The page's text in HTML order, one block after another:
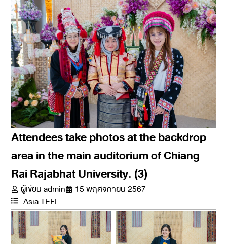
Attendees take photos at the backdrop
area in the main auditorium of Chiang
Rai Rajabhat University. (3)
ผู้เขียนadmin
15 พฤศจิกายน 2567
Asia TEFL